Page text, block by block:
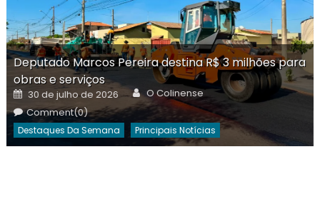
Deputado Marcos Pereira destina R$ 3 milhões para
obras e serviços
Posted
on
30 de julho de 2026 Author
O Colinense
Comment(0)
Destaques Da Semana Principais Notícias